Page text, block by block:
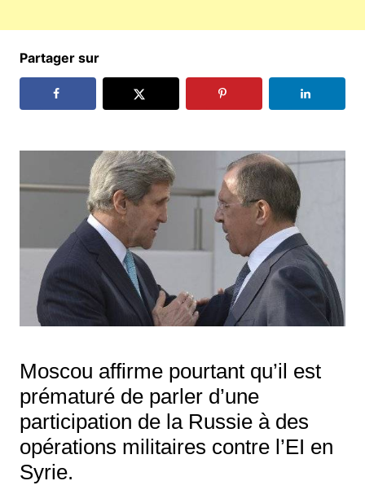
Partager sur
Moscou affirme pourtant qu’il est
prématuré de parler d’une
participation de la Russie à des
opérations militaires contre l’EI en
Syrie.